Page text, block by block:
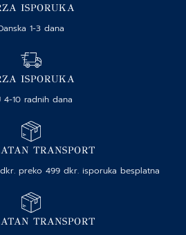
ISPORUKA
1-3 dana
ISPORUKA
4-10 radnih dana
TRANSPORT
preko 499 dkr. isporuka besplatna
TRANSPORT